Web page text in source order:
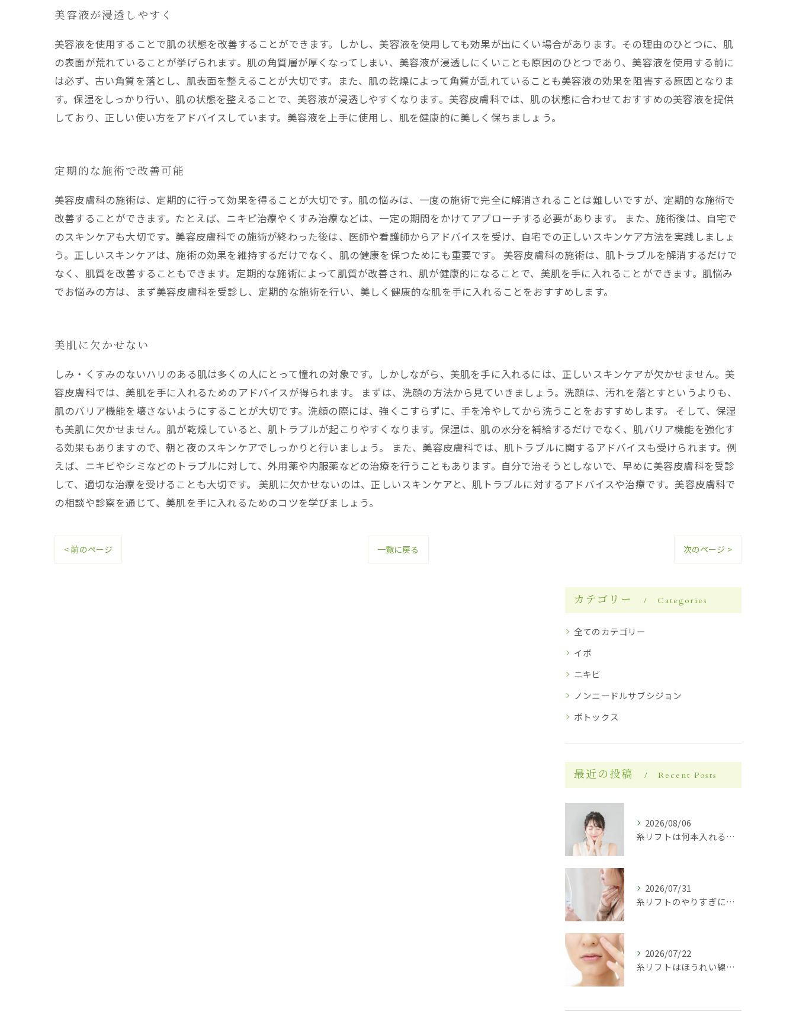
美容液が浸透しやすく
美容液を使用することで肌の状態を改善することができます。しかし、美容液を使用しても効果が出にくい場合があります。その理由のひとつに、肌
の表面が荒れていることが挙げられます。肌の角質層が厚くなってしまい、美容液が浸透しにくいことも原因のひとつであり、美容液を使用する前に
は必ず、古い角質を落とし、肌表面を整えることが大切です。また、肌の乾燥によって角質が乱れていることも美容液の効果を阻害する原因となりま
す。保湿をしっかり行い、肌の状態を整えることで、美容液が浸透しやすくなります。美容皮膚科では、肌の状態に合わせておすすめの美容液を提供
しており、正しい使い方をアドバイスしています。美容液を上手に使用し、肌を健康的に美しく保ちましょう。
定期的な施術で改善可能
美容皮膚科の施術は、定期的に行って効果を得ることが大切です。肌の悩みは、一度の施術で完全に解消されることは難しいですが、定期的な施術で
改善することができます。たとえば、ニキビ治療やくすみ治療などは、一定の期間をかけてアプローチする必要があります。 また、施術後は、自宅で
のスキンケアも大切です。美容皮膚科での施術が終わった後は、医師や看護師からアドバイスを受け、自宅での正しいスキンケア方法を実践しましょ
う。正しいスキンケアは、施術の効果を維持するだけでなく、肌の健康を保つためにも重要です。 美容皮膚科の施術は、肌トラブルを解消するだけで
なく、肌質を改善することもできます。定期的な施術によって肌質が改善され、肌が健康的になることで、美肌を手に入れることができます。肌悩み
でお悩みの方は、まず美容皮膚科を受診し、定期的な施術を行い、美しく健康的な肌を手に入れることをおすすめします。
美肌に欠かせない
しみ・くすみのないハリのある肌は多くの人にとって憧れの対象です。しかしながら、美肌を手に入れるには、正しいスキンケアが欠かせません。美
容皮膚科では、美肌を手に入れるためのアドバイスが得られます。 まずは、洗顔の方法から見ていきましょう。洗顔は、汚れを落とすというよりも、
肌のバリア機能を壊さないようにすることが大切です。洗顔の際には、強くこすらずに、手を冷やしてから洗うことをおすすめします。 そして、保湿
も美肌に欠かせません。肌が乾燥していると、肌トラブルが起こりやすくなります。保湿は、肌の水分を補給するだけでなく、肌バリア機能を強化す
る効果もありますので、朝と夜のスキンケアでしっかりと行いましょう。 また、美容皮膚科では、肌トラブルに関するアドバイスも受けられます。例
えば、ニキビやシミなどのトラブルに対して、外用薬や内服薬などの治療を行うこともあります。自分で治そうとしないで、早めに美容皮膚科を受診
して、適切な治療を受けることも大切です。 美肌に欠かせないのは、正しいスキンケアと、肌トラブルに対するアドバイスや治療です。美容皮膚科で
の相談や診察を通じて、美肌を手に入れるためのコツを学びましょう。
< 前のページ 一覧に戻る 次のページ >
カテゴリー Categories
全てのカテゴリー
イボ
ニキビ
ノンニードルサブシジョン
ボトックス
最近の投稿 Recent Posts
2026/08/06
糸リフトは何本入れる？部位別・状態別の本数の目安と決め方を医師が解説
2026/07/31
糸リフトのやりすぎに注意！後悔しないための回数・頻度・リスクを医師が解説
2026/07/22
糸リフトはほうれい線に効果がある？改善の仕組み・持続期間・向いている人を徹底解説